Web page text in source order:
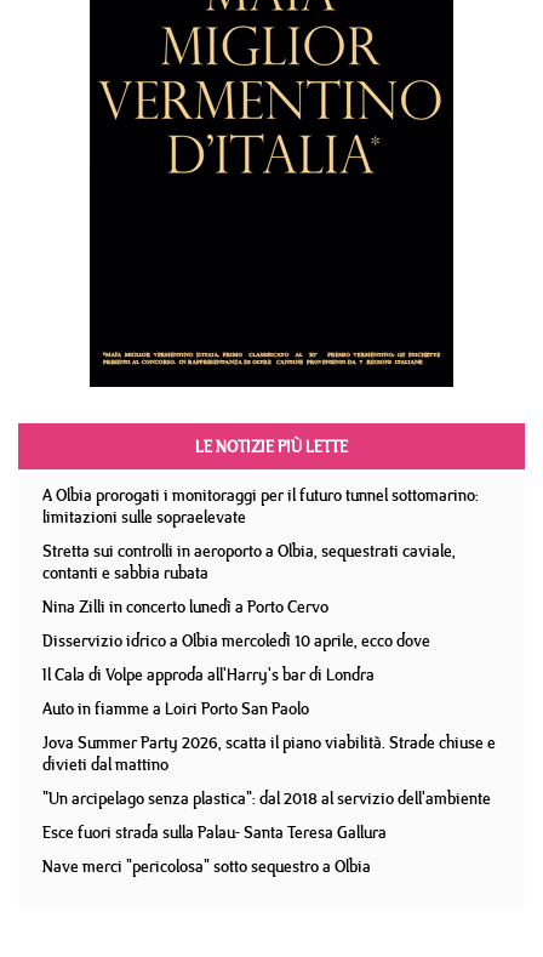
LE NOTIZIE PIÙ LETTE
A Olbia prorogati i monitoraggi per il futuro tunnel sottomarino:
limitazioni sulle sopraelevate
Stretta sui controlli in aeroporto a Olbia, sequestrati caviale,
contanti e sabbia rubata
Nina Zilli in concerto lunedì a Porto Cervo
Disservizio idrico a Olbia mercoledì 10 aprile, ecco dove
Il Cala di Volpe approda all'Harry's bar di Londra
Auto in fiamme a Loiri Porto San Paolo
Jova Summer Party 2026, scatta il piano viabilità. Strade chiuse e
divieti dal mattino
"Un arcipelago senza plastica": dal 2018 al servizio dell'ambiente
Esce fuori strada sulla Palau- Santa Teresa Gallura
Nave merci "pericolosa" sotto sequestro a Olbia